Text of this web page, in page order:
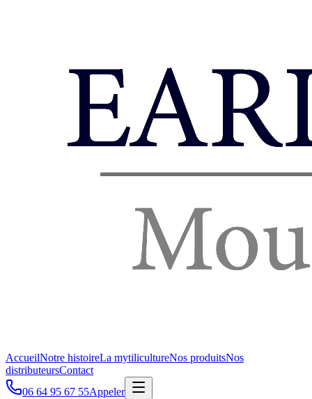
AccueilNotre histoireLa mytilicultureNos produitsNos
distributeursContact
06 64 95 67 55Appeler